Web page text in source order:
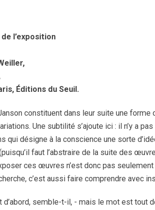
l’exposition
Éditions du Seuil.
constituent dans leur suite une forme
Une subtilité s’ajoute ici : il n’y a
qui désigne à la conscience une sorte
faut l’abstraire de la suite des
ces œuvres n’est donc pas
c’est aussi faire comprendre avec
d’abord, semble-t-il, - mais le mot est tout